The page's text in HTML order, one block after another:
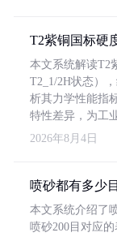
T2紫铜国标硬
本文系统解读T2
T2_1/2H状态）
析其力学性能指
特性差异，为工
2026年8月4日
喷砂都有多少目
本文系统介绍了
喷砂200目对应